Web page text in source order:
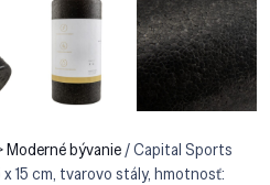
Moderné bývanie/ Capital Sports
15 cm, tvarovo stály, hmotnosť: